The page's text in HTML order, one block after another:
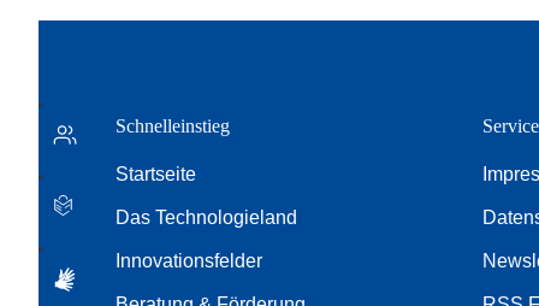
Schnelleinstieg
Startseite
Das Technologieland
Innovationsfelder
Service